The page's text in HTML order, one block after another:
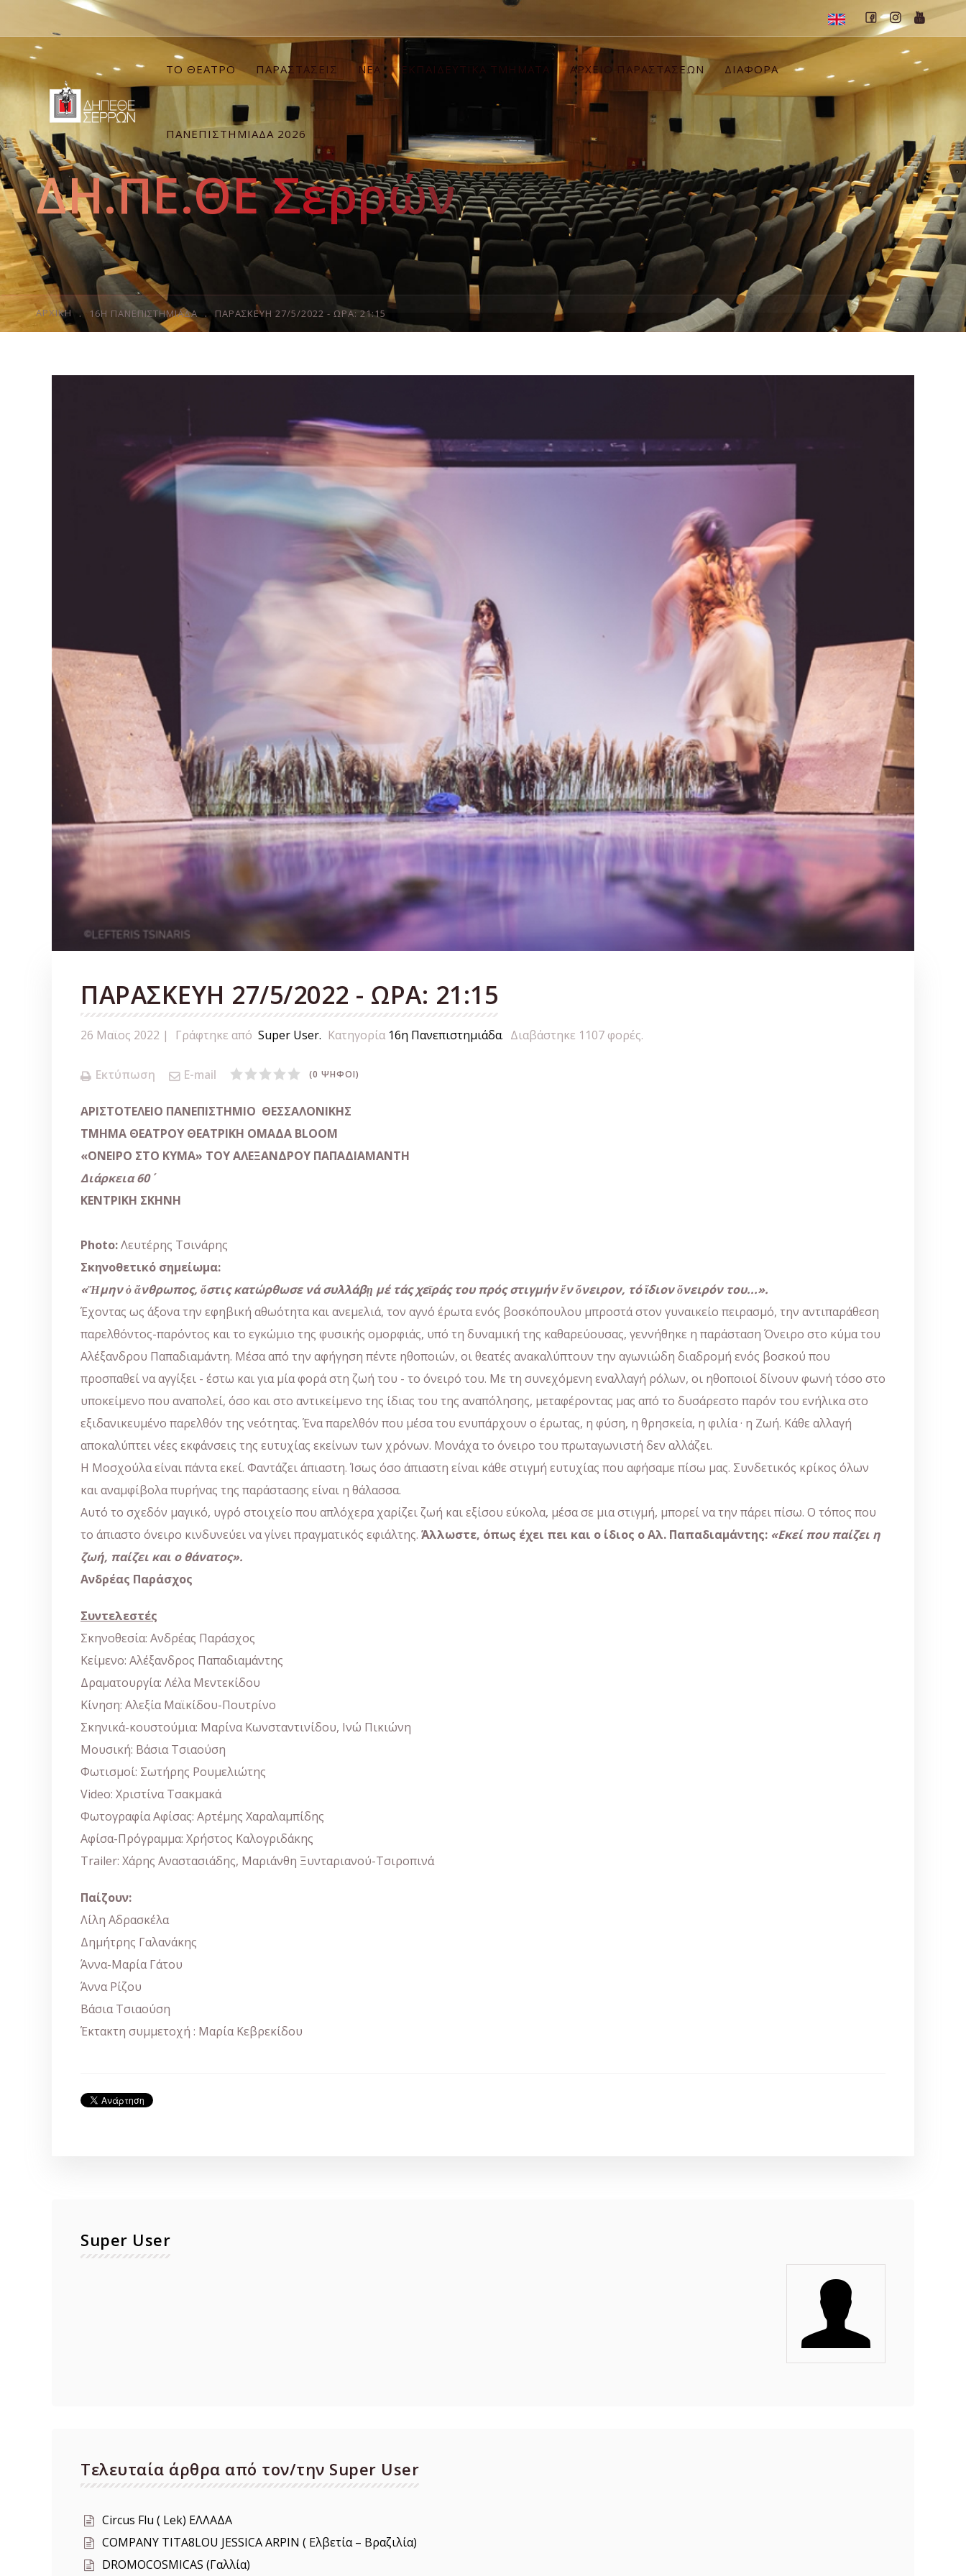
ΤΟ ΘΕΑΤΡΟ ΠΑΡΑΣΤΑΣΕΙΣ ΝΕΑ ΕΚΠΑΙΔΕΥΤΙΚΑ ΤΜΗΜΑΤΑ ΑΡΧΕΙΟ ΠΑΡΑΣΤΑΣΕΩΝ ΔΙΑΦΟΡΑ
ΠΑΝΕΠΙΣΤΗΜΙΑΔΑ 2026
ΔΗ.ΠΕ.ΘΕ Σερρών
ΑΡΧΙΚΉ 16Η ΠΑΝΕΠΙΣΤΗΜΙΆΔΑ ΠΑΡΑΣΚΕΥΗ 27/5/2022 - ΩΡΑ: 21:15
ΠΑΡΑΣΚΕΥΗ 27/5/2022 - ΩΡΑ: 21:15
26 Μαϊος 2022 | Γράφτηκε από Super User. Κατηγορία 16η Πανεπιστημιάδα. Διαβάστηκε 1107 φορές.
Εκτύπωση E-mail 1
2
3
4
5
(0 ΨΉΦΟΙ)
ΑΡΙΣΤΟΤΕΛΕΙΟ ΠΑΝΕΠΙΣΤΗΜΙΟ ΘΕΣΣΑΛΟΝΙΚΗΣ
ΤΜΗΜΑ ΘΕΑΤΡΟΥ ΘΕΑΤΡΙΚΗ ΟΜΑΔΑ BLOOM
«OΝΕΙΡΟ ΣΤΟ ΚΥΜΑ» ΤΟΥ ΑΛΕΞΑΝΔΡΟΥ ΠΑΠΑΔΙΑΜΑΝΤΗ
Διάρκεια60΄
ΚΕΝΤΡΙΚΗ ΣΚΗΝΗ
Photo:Λευτέρης Τσινάρης
Σκηνοθετικό σημείωμα:
«Ἤμην ὁ ἄνθρωπος, ὅστις κατώρθωσε νά συλλάβῃ μέ τάς χεῖράς του πρός στιγμήν ἕν ὄνειρον, τό ἴδιον ὄνειρόν του...».
Έχοντας ως άξονα την εφηβική αθωότητα και ανεμελιά, τον αγνό έρωτα ενός βοσκόπουλου μπροστά στον γυναικείο πειρασμό, την αντιπαράθεση
παρελθόντος-παρόντος και το εγκώμιο της φυσικής ομορφιάς, υπό τη δυναμική της καθαρεύουσας, γεννήθηκε η παράσταση Όνειρο στο κύμα του
Αλέξανδρου Παπαδιαμάντη. Μέσα από την αφήγηση πέντε ηθοποιών, οι θεατές ανακαλύπτουν την αγωνιώδη διαδρομή ενός βοσκού που
προσπαθεί να αγγίξει - έστω και για μία φορά στη ζωή του - το όνειρό του. Με τη συνεχόμενη εναλλαγή ρόλων, οι ηθοποιοί δίνουν φωνή τόσο στο
υποκείμενο που αναπολεί, όσο και στο αντικείμενο της ίδιας του της αναπόλησης, μεταφέροντας μας από το δυσάρεστο παρόν του ενήλικα στο
εξιδανικευμένο παρελθόν της νεότητας. Ένα παρελθόν που μέσα του ενυπάρχουν ο έρωτας, η φύση, η θρησκεία, η φιλία · η Ζωή. Κάθε αλλαγή
αποκαλύπτει νέες εκφάνσεις της ευτυχίας εκείνων των χρόνων. Μονάχα το όνειρο του πρωταγωνιστή δεν αλλάζει.
Η Μοσχούλα είναι πάντα εκεί. Φαντάζει άπιαστη. Ίσως όσο άπιαστη είναι κάθε στιγμή ευτυχίας που αφήσαμε πίσω μας. Συνδετικός κρίκος όλων
και αναμφίβολα πυρήνας της παράστασης είναι η θάλασσα.
Αυτό το σχεδόν μαγικό, υγρό στοιχείο που απλόχερα χαρίζει ζωή και εξίσου εύκολα, μέσα σε μια στιγμή, μπορεί να την πάρει πίσω. Ο τόπος που
το άπιαστο όνειρο κινδυνεύει να γίνει πραγματικός εφιάλτης. Άλλωστε, όπως έχει πει και ο ίδιος ο Αλ. Παπαδιαμάντης: «Εκεί που παίζει η
ζωή, παίζει και ο θάνατος».
Ανδρέας Παράσχος
Συντελεστές
Σκηνοθεσία: Ανδρέας Παράσχος
Κείμενο: Αλέξανδρος Παπαδιαμάντης
Δραματουργία: Λέλα Μεντεκίδου
Κίνηση: Αλεξία Μαϊκίδου-Πουτρίνο
Σκηνικά-κουστούμια: Μαρίνα Κωνσταντινίδου, Ινώ Πικιώνη
Μουσική: Βάσια Τσιαούση
Φωτισμοί: Σωτήρης Ρουμελιώτης
Video: Χριστίνα Τσακμακά
Φωτογραφία Αφίσας: Αρτέμης Χαραλαμπίδης
Αφίσα-Πρόγραμμα: Χρήστος Καλογριδάκης
Trailer: Χάρης Αναστασιάδης, Μαριάνθη Ξυνταριανού-Τσιροπινά
Παίζουν:
Λίλη Αδρασκέλα
Δημήτρης Γαλανάκης
Άννα-Μαρία Γάτου
Άννα Ρίζου
Βάσια Τσιαούση
Έκτακτη συμμετοχή : Μαρία Κεβρεκίδου
Super User
Τελευταία άρθρα από τον/την Super User
Circus Flu ( Lek) ΕΛΛΑΔΑ
COMPANY TITA8LOU JESSICA ARPIN ( Ελβετία – Βραζιλία)
DROMOCOSMICAS (Γαλλία)